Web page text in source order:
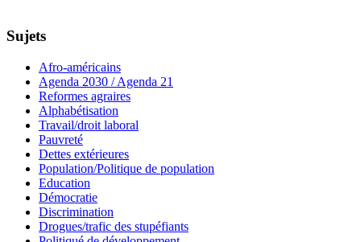
Sujets
Afro-américains
Agenda 2030 / Agenda 21
Reformes agraires
Alphabétisation
Travail/droit laboral
Pauvreté
Dettes extérieures
Population/Politique de population
Education
Démocratie
Discrimination
Drogues/trafic des stupéfiants